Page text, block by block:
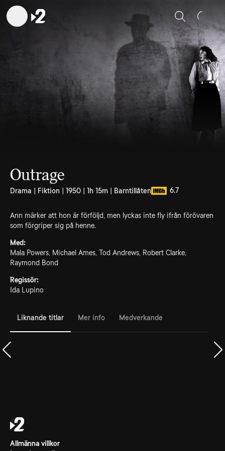
Sök
Outrage
Drama | Fiktion | 1950 | 1h 15m | Barntillåten 6.7
Ann märker att hon är förföljd, men lyckas inte fly ifrån förövaren
som förgriper sig på henne.
Med:
Mala Powers, Michael Ames, Tod Andrews, Robert Clarke,
Raymond Bond
Regissör:
Ida Lupino
Liknande titlar Mer info Medverkande
Allmänna villkor